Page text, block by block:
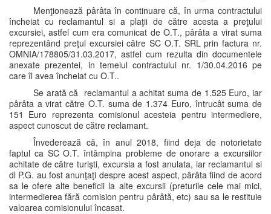
Menţionează pârâta în continuare că, în urma contractului
încheiat cu reclamantul si a plaţii de către acesta a preţului
excursiei, astfel cum era comunicat de O.T., pârâta a virat suma
reprezentând preţul excursiei către SC O.T. SRL prin factura nr.
OMNIA/178805/31.03.2017, astfel cum rezulta din documentele
anexate prezentei, in temeiul contractului nr. 1/30.04.2016 pe
care îl avea încheiat cu O.T..
Se arată că reclamantul a achitat suma de 1.525 Euro, iar
pârâta a virat către O.T. suma de 1.374 Euro, întrucât suma de
151 Euro reprezenta comisionul acesteia pentru intermediere,
aspect cunoscut de către reclamant.
Învederează că, în anul 2018, fiind deja de notorietate
faptul ca SC O.T. întâmpina probleme de onorare a excursiilor
achitate de către turişti, excursia a fost anulata, iar reclamantul si
dl P.G. au fost anunţaţi despre acest aspect, pârâta fiind de acord
sa le ofere alte beneficii la alte excursii (preturile cele mai mici,
intermedierea fără comision pentru pârâtă, etc) sau sa le restituie
valoarea comisionului încasat.